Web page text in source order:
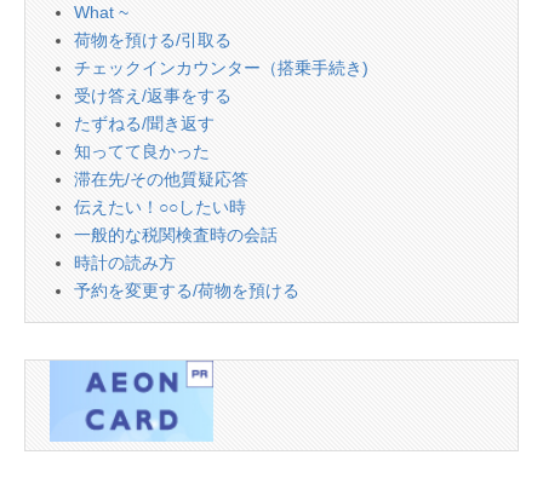
What ~
荷物を預ける/引取る
チェックインカウンター（搭乗手続き)
受け答え/返事をする
たずねる/聞き返す
知ってて良かった
滞在先/その他質疑応答
伝えたい！○○したい時
一般的な税関検査時の会話
時計の読み方
予約を変更する/荷物を預ける